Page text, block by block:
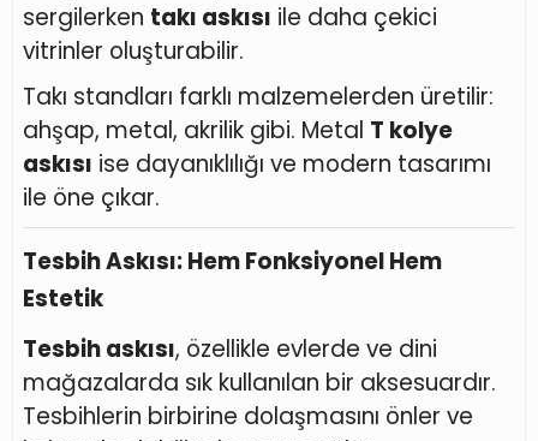
sergilerken takı askısı ile daha çekici
vitrinler oluşturabilir.
Takı standları farklı malzemelerden üretilir:
ahşap, metal, akrilik gibi. Metal T kolye
askısı ise dayanıklılığı ve modern tasarımı
ile öne çıkar.
Tesbih Askısı: Hem Fonksiyonel Hem
Estetik
Tesbih askısı, özellikle evlerde ve dini
mağazalarda sık kullanılan bir aksesuardır.
Tesbihlerin birbirine dolaşmasını önler ve